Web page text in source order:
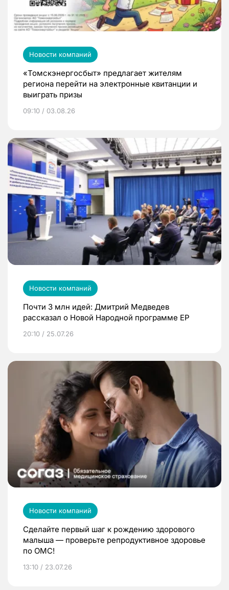
Новости компаний
«Томскэнергосбыт» предлагает жителям
региона перейти на электронные квитанции и
выиграть призы
09:10 / 03.08.26
Новости компаний
Почти 3 млн идей: Дмитрий Медведев
рассказал о Новой Народной программе ЕР
20:10 / 25.07.26
Новости компаний
Сделайте первый шаг к рождению здорового
малыша — проверьте репродуктивное здоровье
по ОМС!
13:10 / 23.07.26